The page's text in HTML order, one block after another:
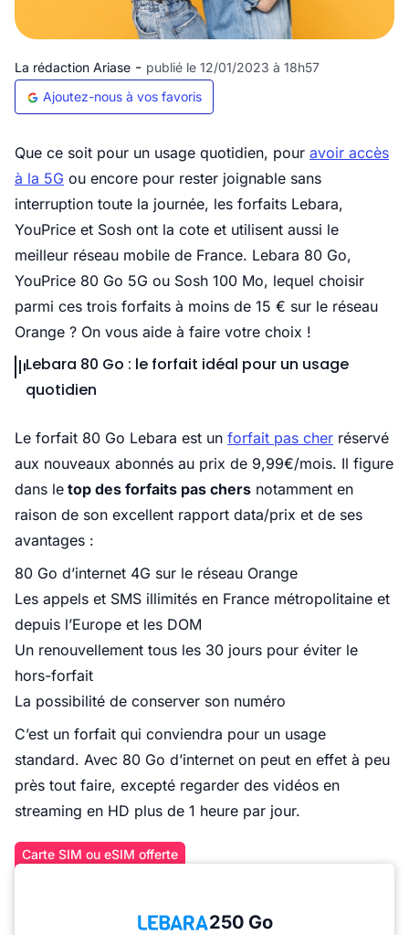
La rédaction Ariase - publié le 12/01/2023 à 18h57
Ajoutez-nous à vos favoris
Que ce soit pour un usage quotidien, pour avoir accès
à la 5G ou encore pour rester joignable sans
interruption toute la journée, les forfaits Lebara,
YouPrice et Sosh ont la cote et utilisent aussi le
meilleur réseau mobile de France. Lebara 80 Go,
YouPrice 80 Go 5G ou Sosh 100 Mo, lequel choisir
parmi ces trois forfaits à moins de 15 € sur le réseau
Orange ? On vous aide à faire votre choix !
Lebara 80 Go : le forfait idéal pour un usage
quotidien
Le forfait 80 Go Lebara est un forfait pas cher réservé
aux nouveaux abonnés au prix de 9,99€/mois. Il figure
dans le top des forfaits pas chers notamment en
raison de son excellent rapport data/prix et de ses
avantages :
80 Go d’internet 4G sur le réseau Orange
Les appels et SMS illimités en France métropolitaine et
depuis l’Europe et les DOM
Un renouvellement tous les 30 jours pour éviter le
hors-forfait
La possibilité de conserver son numéro
C’est un forfait qui conviendra pour un usage
standard. Avec 80 Go d’internet on peut en effet à peu
près tout faire, excepté regarder des vidéos en
streaming en HD plus de 1 heure par jour.
Carte SIM ou eSIM offerte
250 Go